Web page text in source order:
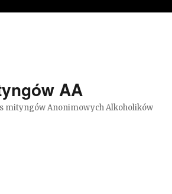
AA
mityngów Anonimowych Alkoholików